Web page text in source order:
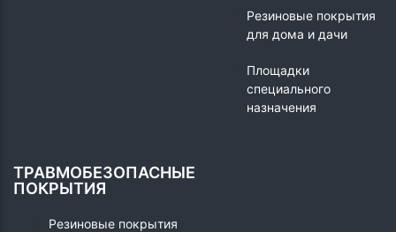
Резиновые покрытия
для дома и дачи
Площадки
специального
назначения
ТРАВМОБЕЗОПАСНЫЕ
ПОКРЫТИЯ
Резиновые покрытия